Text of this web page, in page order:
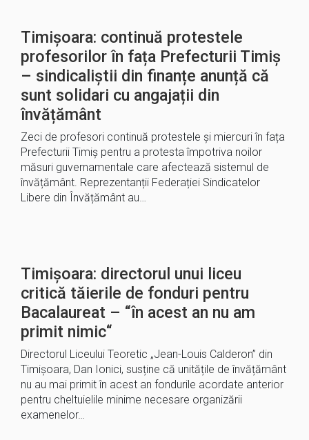
Timișoara: continuă protestele
profesorilor în fața Prefecturii Timiș
– sindicaliștii din finanțe anunță că
sunt solidari cu angajații din
învățământ
Zeci de profesori continuă protestele și miercuri în fața
Prefecturii Timiș pentru a protesta împotriva noilor
măsuri guvernamentale care afectează sistemul de
învățământ. Reprezentanții Federației Sindicatelor
Libere din Învățământ au…
Timișoara: directorul unui liceu
critică tăierile de fonduri pentru
Bacalaureat – “în acest an nu am
primit nimic“
Directorul Liceului Teoretic „Jean-Louis Calderon” din
Timișoara, Dan Ionici, susține că unitățile de învățământ
nu au mai primit în acest an fondurile acordate anterior
pentru cheltuielile minime necesare organizării
examenelor…